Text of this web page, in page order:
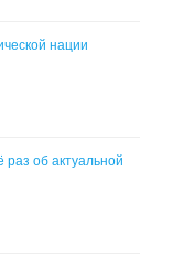
нации
об актуальной